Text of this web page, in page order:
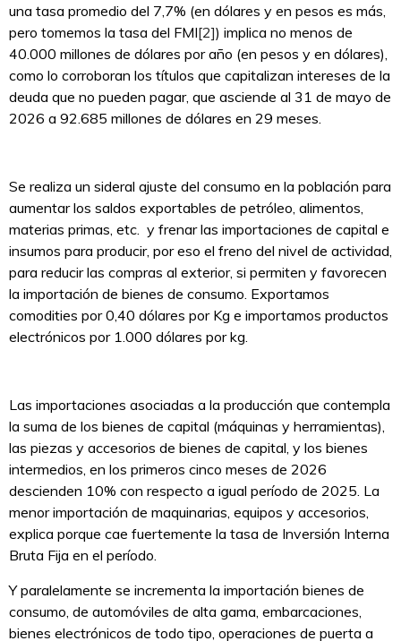
una tasa promedio del 7,7% (en dólares y en pesos es más,
pero tomemos la tasa del FMI[2]) implica no menos de
40.000 millones de dólares por año (en pesos y en dólares),
como lo corroboran los títulos que capitalizan intereses de la
deuda que no pueden pagar, que asciende al 31 de mayo de
2026 a 92.685 millones de dólares en 29 meses.
Se realiza un sideral ajuste del consumo en la población para
aumentar los saldos exportables de petróleo, alimentos,
materias primas, etc. y frenar las importaciones de capital e
insumos para producir, por eso el freno del nivel de actividad,
para reducir las compras al exterior, si permiten y favorecen
la importación de bienes de consumo. Exportamos
comodities por 0,40 dólares por Kg e importamos productos
electrónicos por 1.000 dólares por kg.
Las importaciones asociadas a la producción que contempla
la suma de los bienes de capital (máquinas y herramientas),
las piezas y accesorios de bienes de capital, y los bienes
intermedios, en los primeros cinco meses de 2026
descienden 10% con respecto a igual período de 2025. La
menor importación de maquinarias, equipos y accesorios,
explica porque cae fuertemente la tasa de Inversión Interna
Bruta Fija en el período.
Y paralelamente se incrementa la importación bienes de
consumo, de automóviles de alta gama, embarcaciones,
bienes electrónicos de todo tipo, operaciones de puerta a